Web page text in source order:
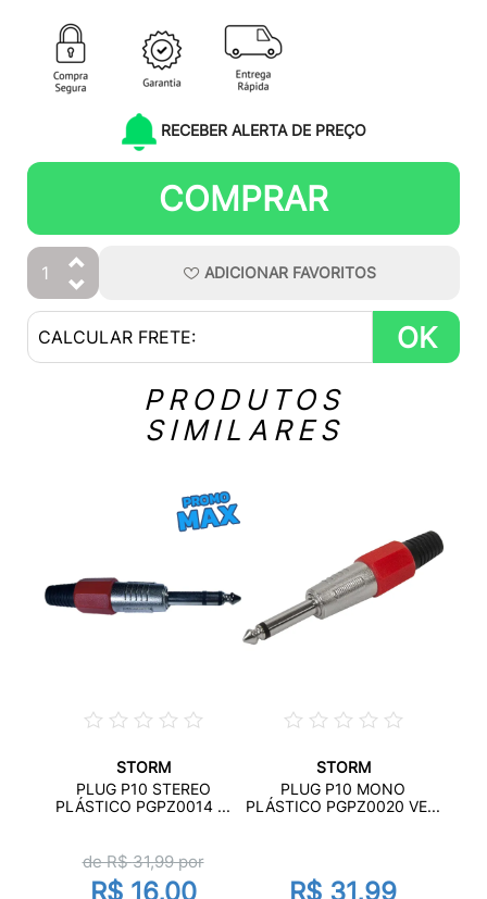
RECEBER ALERTA DE PREÇO
COMPRAR
ADICIONAR FAVORITOS
OK
PRODUTOS
SIMILARES
STORM
PLUG P10 STEREO
PLÁSTICO PGPZ0014 ...
de R$31,99por
R$ 16,00
STORM
PLUG P10 MONO
PLÁSTICO PGPZ0020 VE...
R$ 31,99